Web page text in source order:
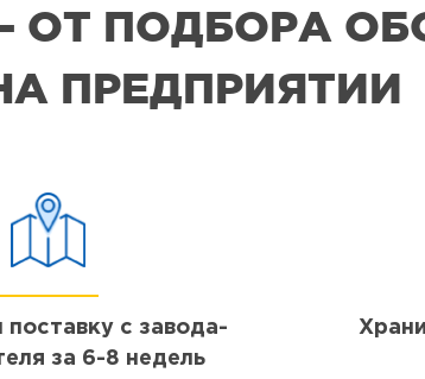
ОТ ПОДБОРА
ПРЕДПРИЯТИИ
поставку с завода-
за 6-8 недель